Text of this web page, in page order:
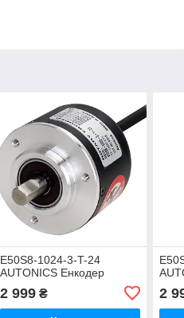
E50S8-1024-3-T-24
AUTONICS Енкодер
2 999₴ 2